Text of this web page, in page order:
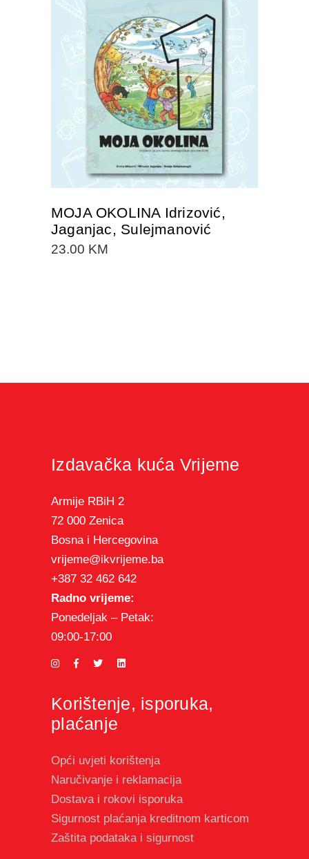
DODAJTE U KORPU
MOJA OKOLINA Idrizović,
Jaganjac, Sulejmanović
23.00 KM
Izdavačka kuća Vrijeme
Armije RBiH 2
72 000 Zenica
Bosna i Hercegovina
vrijeme@ikvrijeme.ba
+387 32 462 642
Radno vrijeme:
Ponedeljak – Petak:
09:00-17:00
Korištenje, isporuka,
plaćanje
Opći uvjeti korištenja
Naručivanje i reklamacija
Dostava i rokovi isporuka
Sigurnost plaćanja kreditnom karticom
Zaštita podataka i sigurnost